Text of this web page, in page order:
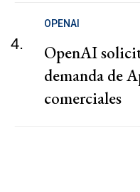
4.
OPENAI
OpenAI
demanda de
comerciales